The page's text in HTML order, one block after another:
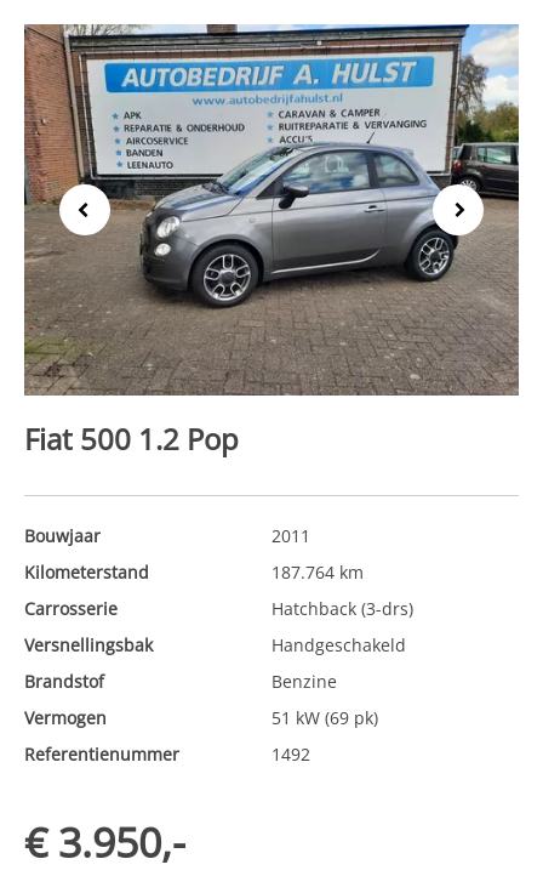
Previous Next
Fiat 500 1.2 Pop
Bouwjaar
2011
Kilometerstand
187.764 km
Carrosserie
Hatchback (3-drs)
Versnellingsbak
Handgeschakeld
Brandstof
Benzine
Vermogen
51 kW (69 pk)
Referentienummer
1492
€ 3.950,-